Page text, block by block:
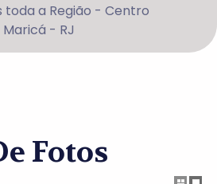
toda a Região - Centro
Maricá - RJ
Fotos